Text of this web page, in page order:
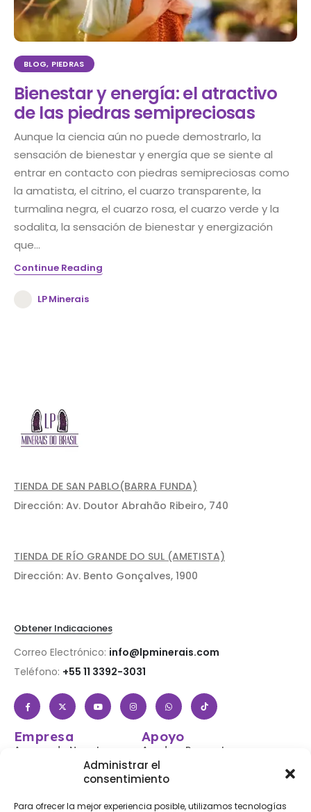
Administrar el
consentimiento
Para ofrecer la mejor experiencia posible, utilizamos tecnologías
BLOG, PIEDRAS
Bienestar y energía: el atractivo
de las piedras semipreciosas
Aunque la ciencia aún no puede demostrarlo, la
sensación de bienestar y energía que se siente al
entrar en contacto con piedras semipreciosas como
la amatista, el citrino, el cuarzo transparente, la
turmalina negra, el cuarzo rosa, el cuarzo verde y la
sodalita, la sensación de bienestar y energización
que...
Continue Reading
LP Minerais
TIENDA DE SAN PABLO(BARRA FUNDA)
Dirección: Av. Doutor Abrahão Ribeiro, 740
TIENDA DE RÍO GRANDE DO SUL (AMETISTA)
Dirección: Av. Bento Gonçalves, 1900
Obtener Indicaciones
Correo Electrónico: info@lpminerais.com
Teléfono: +55 11 3392-3031
Empresa
Acerca de Nosotros
Blog
Apoyo
Ayuda y Preguntas
Frecuentes
Iniciar sesión /